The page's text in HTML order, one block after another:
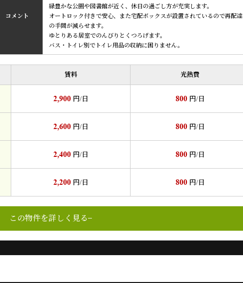
コメント
緑豊かな公園や図書館が近く、休日の過ごし方が充実します。
オートロック付きで安心、また宅配ボックスが設置されているので再配達
の手間が減らせます。
ゆとりある居室でのんびりとくつろげます。
バス・トイレ別でトイレ用品の収納に困りません。
賃料 光熱費
2,900 円/日 800 円/日
2,600 円/日 800 円/日
2,400 円/日 800 円/日
2,200 円/日 800 円/日
この物件を詳しく見る